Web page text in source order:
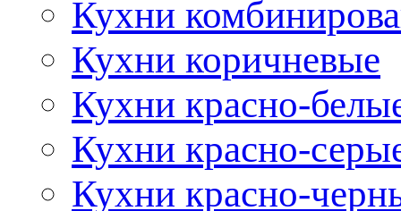
Кухни
Кухни коричневые
Кухни красно-
Кухни красно-
Кухни красно-